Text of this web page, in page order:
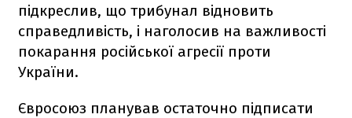
підкреслив, що трибунал відновить
справедливість, і наголосив на важливості
покарання російської агресії проти
України.
Євросоюз планував остаточно підписати